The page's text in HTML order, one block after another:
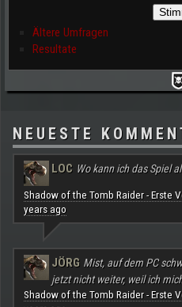
Ältere Umfragen
Resultate
NEUESTE
LOC Wo kann ich das Spiel
Shadow of the Tomb Raider - Erste
years ago
JÖRG Mist, auf dem PC
jetzt nicht weiter, weil ich
Shadow of the Tomb Raider - Erste